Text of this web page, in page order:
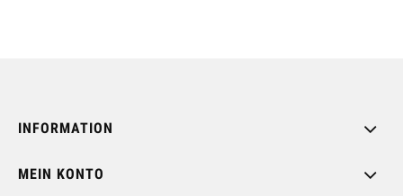
INFORMATION
MEIN KONTO